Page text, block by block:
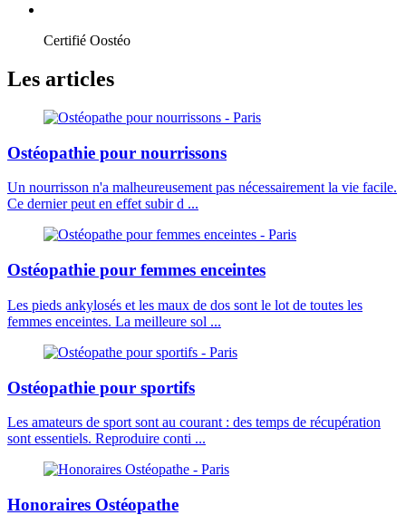
Certifié Oostéo
Les articles
Ostéopathie pour nourrissons
Un nourrisson n'a malheureusement pas nécessairement la vie facile.
Ce dernier peut en effet subir d ...
Ostéopathie pour femmes enceintes
Les pieds ankylosés et les maux de dos sont le lot de toutes les
femmes enceintes. La meilleure sol ...
Ostéopathie pour sportifs
Les amateurs de sport sont au courant : des temps de récupération
sont essentiels. Reproduire conti ...
Honoraires Ostéopathe